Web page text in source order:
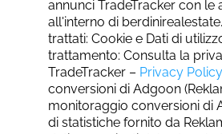
annunci TradeTracker con le
all'interno di
trattati: Cookie e Dati di
trattamento: Consulta la
TradeTracker – Privacy Policy
conversioni di Adgoon
monitoraggio conversioni di
di statistiche fornito da